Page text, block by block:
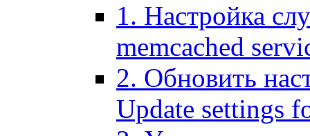
1. Настройка
memcached
2. Обновить
Update settings